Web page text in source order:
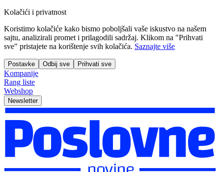
Kolačići i privatnost
Koristimo kolačiće kako bismo poboljšali vaše iskustvo na našem
sajtu, analizirali promet i prilagodili sadržaj. Klikom na "Prihvati
sve" pristajete na korištenje svih kolačića. Saznajte više
Postavke Odbij sve Prihvati sve
Kompanije
Rang liste
Webshop
Newsletter